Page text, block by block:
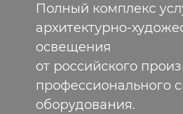
Полный комплекс
архитектурно-
освещения
от российского
профессионального
оборудования.